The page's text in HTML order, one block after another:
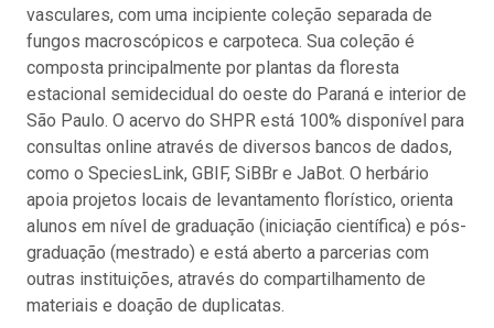
vasculares, com uma incipiente coleção separada de
fungos macroscópicos e carpoteca. Sua coleção é
composta principalmente por plantas da floresta
estacional semidecidual do oeste do Paraná e interior de
São Paulo. O acervo do SHPR está 100% disponível para
consultas online através de diversos bancos de dados,
como o SpeciesLink, GBIF, SiBBr e JaBot. O herbário
apoia projetos locais de levantamento florístico, orienta
alunos em nível de graduação (iniciação científica) e pós-
graduação (mestrado) e está aberto a parcerias com
outras instituições, através do compartilhamento de
materiais e doação de duplicatas.